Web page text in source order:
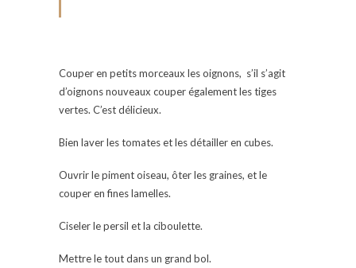
Couper en petits morceaux les oignons, s’il s’agit
d’oignons nouveaux couper également les tiges
vertes. C’est délicieux.
Bien laver les tomates et les détailler en cubes.
Ouvrir le piment oiseau, ôter les graines, et le
couper en fines lamelles.
Ciseler le persil et la ciboulette.
Mettre le tout dans un grand bol.